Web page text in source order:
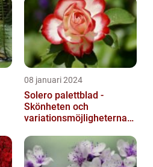
08 januari 2024
Solero palettblad -
Skönheten och
variationsmöjligheterna